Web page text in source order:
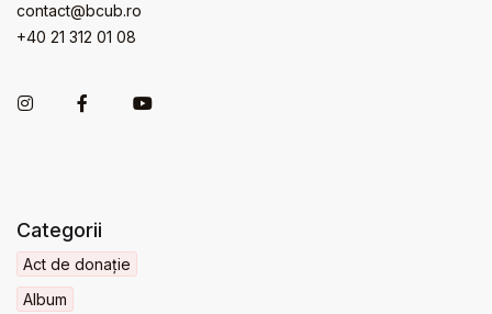
contact@bcub.ro
+40 21 312 01 08
Categorii
Act de donație
Album